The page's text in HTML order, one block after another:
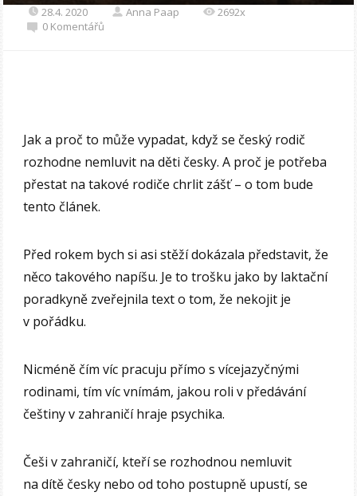
28.4. 2020 Anna Paap
2692x
0 Komentářů
Jak a proč to může vypadat, když se český rodič
rozhodne nemluvit na děti česky. A proč je potřeba
přestat na takové rodiče chrlit zášť – o tom bude
tento článek.
Před rokem bych si asi stěží dokázala představit, že
něco takového napíšu. Je to trošku jako by laktační
poradkyně zveřejnila text o tom, že nekojit je
v pořádku.
Nicméně čím víc pracuju přímo s vícejazyčnými
rodinami, tím víc vnímám, jakou roli v předávání
češtiny v zahraničí hraje psychika.
Češi v zahraničí, kteří se rozhodnou nemluvit
na dítě česky nebo od toho postupně upustí, se